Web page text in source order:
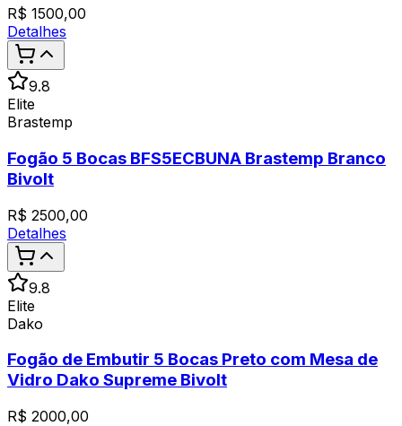
R$ 1500,00
Detalhes
9.8
Elite
Brastemp
Fogão 5 Bocas BFS5ECBUNA Brastemp Branco
Bivolt
R$ 2500,00
Detalhes
9.8
Elite
Dako
Fogão de Embutir 5 Bocas Preto com Mesa de
Vidro Dako Supreme Bivolt
R$ 2000,00